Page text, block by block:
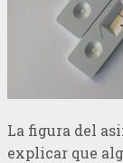
La figura del
explicar que